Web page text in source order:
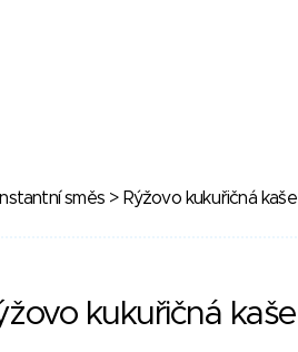
Instantní směs > Rýžovo kukuřičná kaše
kukuřičná kaše